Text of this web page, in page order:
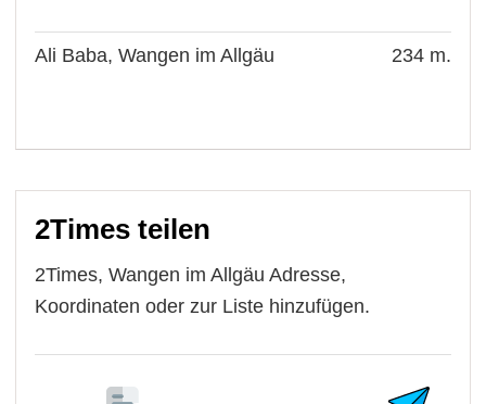
Ali Baba, Wangen im Allgäu 234 m.
2Times teilen
2Times, Wangen im Allgäu Adresse,
Koordinaten oder zur Liste hinzufügen.